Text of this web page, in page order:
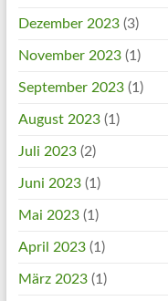
Dezember 2023(3)
November 2023(1)
September 2023(1)
August 2023(1)
Juli 2023(2)
Juni 2023(1)
Mai 2023(1)
April 2023(1)
März 2023(1)